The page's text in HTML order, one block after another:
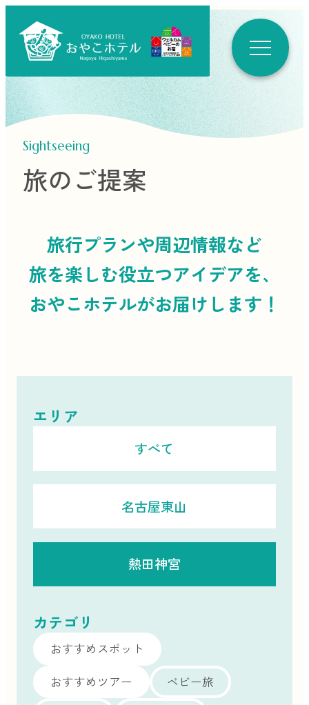
Sightseeing
旅のご提案
旅行プランや周辺情報など
旅を楽しむ役立つアイデアを、
おやこホテルがお届けします！
エリア
すべて
名古屋東山
熱田神宮
カテゴリ
おすすめスポット
おすすめツアー
ベビー旅